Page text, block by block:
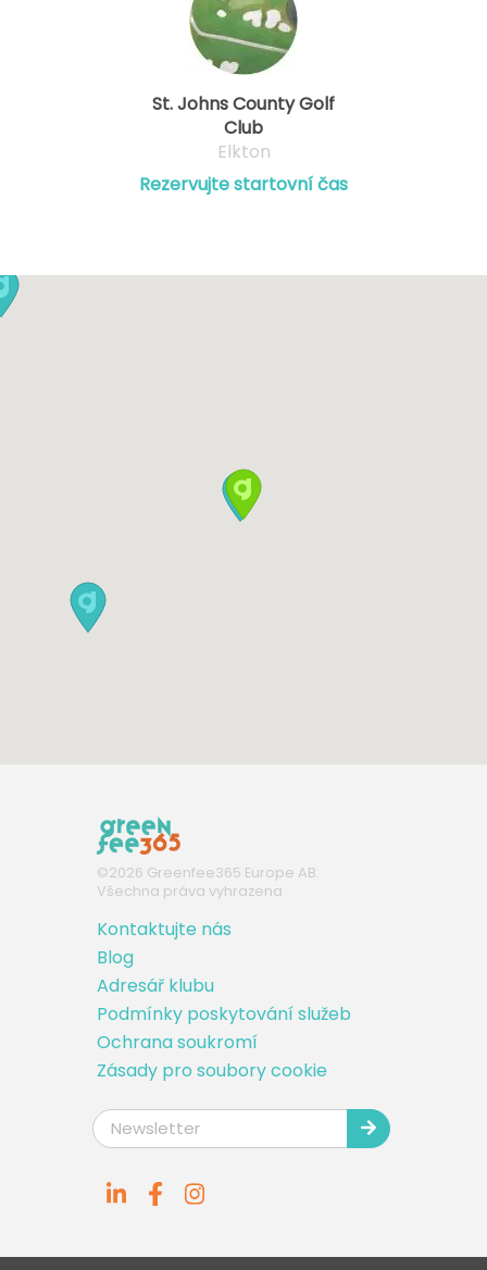
St. Johns County Golf
Club
Elkton
Rezervujte startovní čas
©2026 Greenfee365 Europe AB.
Všechna práva vyhrazena
Kontaktujte nás
Blog
Adresář klubu
Podmínky poskytování služeb
Ochrana soukromí
Zásady pro soubory cookie